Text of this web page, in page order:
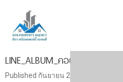
LINE_ALBUM_คอนโดวิภาวี
Published กันยายน 29, 2023